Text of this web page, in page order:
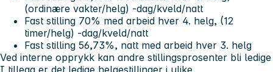
(ordinære vakter/helg) -dag/kveld/natt
Fast stilling 70% med arbeid hver 4. helg, (12
timer/helg) -dag/kveld/natt
Fast stilling 56,73%, natt med arbeid hver 3. helg
Ved interne opprykk kan andre stillingsprosenter bli ledige
I tillegg er det ledige helgestillinger i ulike